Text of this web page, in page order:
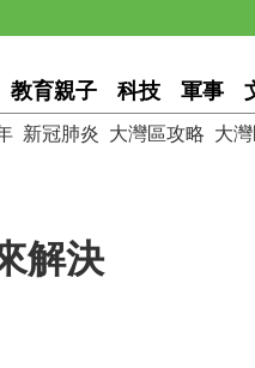
教育親子 科技 軍事
新冠肺炎 大灣區攻略 大
解決